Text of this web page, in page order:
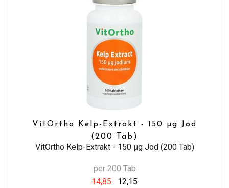
VitOrtho Kelp-Extrakt - 150 µg Jod
(200 Tab)
VitOrtho Kelp-Extrakt - 150 µg Jod (200 Tab)
per 200 Tab
14,85
12,15